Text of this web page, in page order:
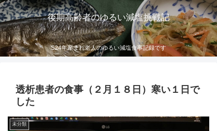
後期高齢者のゆるい減塩挑戦記
S24年産まれ老人のゆるい減塩食事記録です
透析患者の食事（２月１８日）寒い１日で
した
未分類